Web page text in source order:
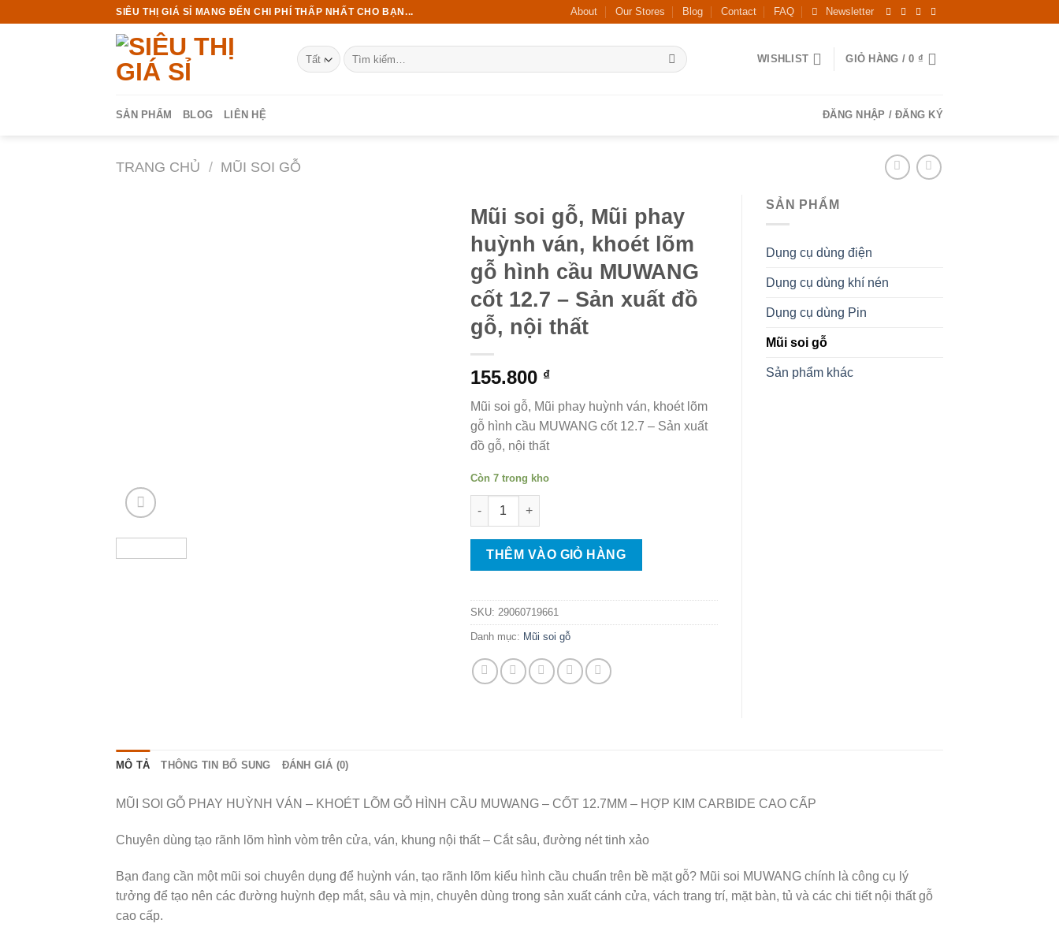
SIÊU THỊ GIÁ SỈ MANG ĐẾN CHI PHÍ THẤP NHẤT CHO BẠN... About Our Stores Blog Contact FAQ Newsletter
Tìm
kiếm:
WISHLIST GIỎ HÀNG /0 ₫
SẢN PHẨM BLOG LIÊN HỆ ĐĂNG NHẬP / ĐĂNG KÝ
TRANG CHỦ / MŨI SOI GỖ
Mũi soi gỗ, Mũi phay
huỳnh ván, khoét lõm
gỗ hình cầu MUWANG
cốt 12.7 – Sản xuất đồ
gỗ, nội thất
155.800 ₫
Mũi soi gỗ, Mũi phay huỳnh ván, khoét lõm
gỗ hình cầu MUWANG cốt 12.7 – Sản xuất
đồ gỗ, nội thất
Còn 7 trong kho
Mũi soi gỗ, Mũi phay huỳnh ván, khoét lõm gỗ hình cầu MUWANG cốt 12.7 - Sản xuất đồ gỗ, nội thất số
THÊM VÀO GIỎ HÀNG
SKU: 29060719661
Danh mục: Mũi soi gỗ
SẢN PHẨM
Dụng cụ dùng điện
Dụng cụ dùng khí nén
Dụng cụ dùng Pin
Mũi soi gỗ
Sản phẩm khác
MÔ TẢ THÔNG TIN BỔ SUNG ĐÁNH GIÁ (0)
MŨI SOI GỖ PHAY HUỲNH VÁN – KHOÉT LÕM GỖ HÌNH CẦU MUWANG – CỐT 12.7MM – HỢP KIM CARBIDE CAO CẤP
Chuyên dùng tạo rãnh lõm hình vòm trên cửa, ván, khung nội thất – Cắt sâu, đường nét tinh xảo
Bạn đang cần một mũi soi chuyên dụng để huỳnh ván, tạo rãnh lõm kiểu hình cầu chuẩn trên bề mặt gỗ? Mũi soi MUWANG chính là công cụ lý
tưởng để tạo nên các đường huỳnh đẹp mắt, sâu và mịn, chuyên dùng trong sản xuất cánh cửa, vách trang trí, mặt bàn, tủ và các chi tiết nội thất gỗ
cao cấp.